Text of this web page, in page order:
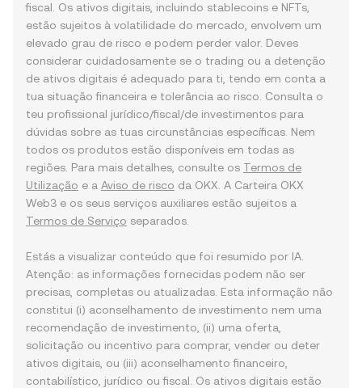
fiscal. Os ativos digitais, incluindo stablecoins e NFTs,
estão sujeitos à volatilidade do mercado, envolvem um
elevado grau de risco e podem perder valor. Deves
considerar cuidadosamente se o trading ou a detenção
de ativos digitais é adequado para ti, tendo em conta a
tua situação financeira e tolerância ao risco. Consulta o
teu profissional jurídico/fiscal/de investimentos para
dúvidas sobre as tuas circunstâncias específicas. Nem
todos os produtos estão disponíveis em todas as
regiões. Para mais detalhes, consulte os Termos de
Utilização e a Aviso de risco da OKX. A Carteira OKX
Web3 e os seus serviços auxiliares estão sujeitos a
Termos de Serviço separados.
Estás a visualizar conteúdo que foi resumido por IA.
Atenção: as informações fornecidas podem não ser
precisas, completas ou atualizadas. Esta informação não
constitui (i) aconselhamento de investimento nem uma
recomendação de investimento, (ii) uma oferta,
solicitação ou incentivo para comprar, vender ou deter
ativos digitais, ou (iii) aconselhamento financeiro,
contabilístico, jurídico ou fiscal. Os ativos digitais estão